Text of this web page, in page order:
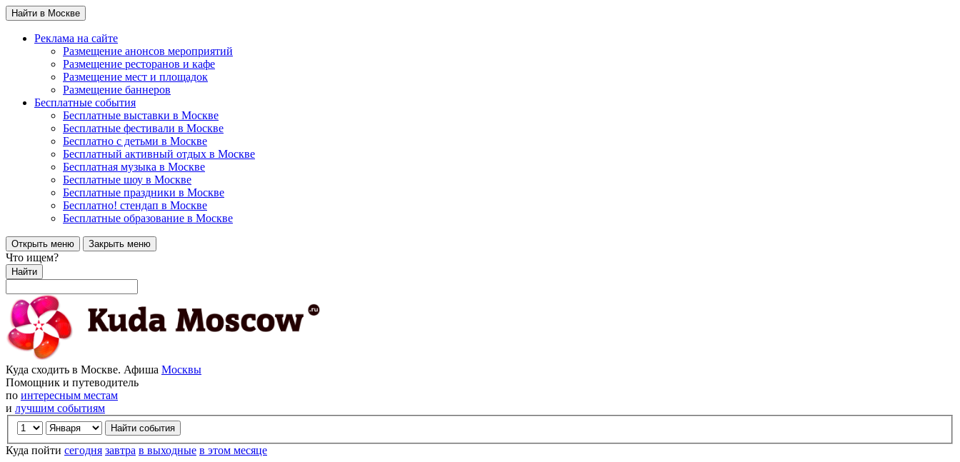
Найти в Москве
Реклама на сайте
Размещение анонсов мероприятий
Размещение ресторанов и кафе
Размещение мест и площадок
Размещение баннеров
Бесплатные события
Бесплатные выставки в Москве
Бесплатные фестивали в Москве
Бесплатно с детьми в Москве
Бесплатный активный отдых в Москве
Бесплатная музыка в Москве
Бесплатные шоу в Москве
Бесплатные праздники в Москве
Бесплатно! стендап в Москве
Бесплатные образование в Москве
Открыть меню Закрыть меню
Что ищем?
Найти
Куда сходить в Москве. Афиша Москвы
Помощник и путеводитель
по интересным местам
и лучшим событиям
Куда пойти сегодня завтра в выходные в этом месяце